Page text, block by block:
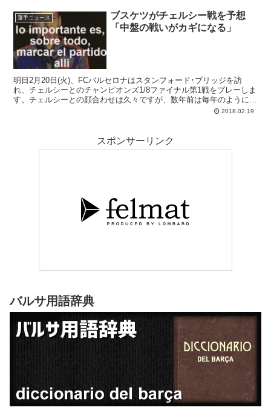
るとの評価は揺るがないのですが、世界中のプロ選手（同業者）の投
票で選ばれるFIFProのワールドイレブンにも選出されないなど、世
間的な存在感は極薄のようです。しかしながら本人はそういった個人
賞と無縁であることを気にしていない様子。「望むのはチームタイト
ルさ」と述べています。
選手ニュース
ブスケツがチェルシー戦を予想
「中盤の戦いがカギになる」
明日2月20日(火)、FCバルセロナはスタンフォード･ブリッジを訪
れ、チェルシーとのチャンピオンズ1/8ファイナル第1戦をプレーしま
す。チェルシーとの顔合わせは久々ですが、数年前は毎年のように戦
っていたチームでもある。バルサTVの番組でセルヒオ･ブスケツが...
2018.02.19
スポンサーリンク
バルサ用語辞典